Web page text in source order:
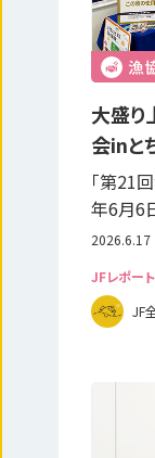
大盛り
会inと
「第21
年6月6
2026.6.17
JFレポート
JF